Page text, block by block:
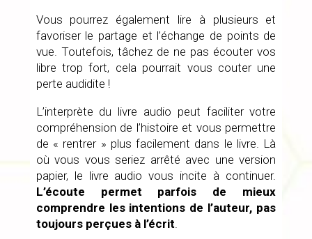
Vous pourrez également lire à plusieurs et
favoriser le partage et l’échange de points de
vue. Toutefois, tâchez de ne pas écouter vos
libre trop fort, cela pourrait vous couter une
perte audidite !
L’interprète du livre audio peut faciliter votre
compréhension de l’histoire et vous permettre
de « rentrer » plus facilement dans le livre. Là
où vous vous seriez arrêté avec une version
papier, le livre audio vous incite à continuer.
L’écoute permet parfois de mieux
comprendre les intentions de l’auteur, pas
toujours perçues à l’écrit.